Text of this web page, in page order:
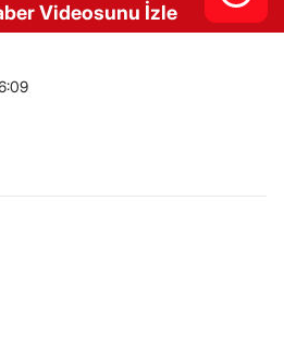
Videosunu İzle